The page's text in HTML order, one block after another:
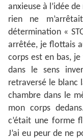
anxieuse à l’idée
rien ne
détermination «
arrêtée, je flottais
corps est en bas,
dans le sens
retraversé le blanc
chambre dans le
mon corps
c’était une forme
J’ai eu peur de ne